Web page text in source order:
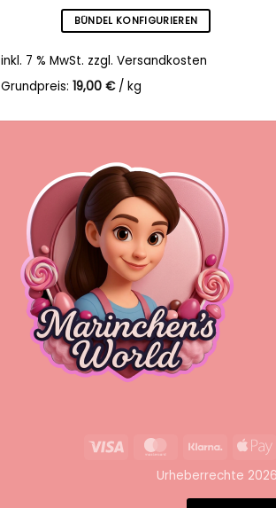
BÜNDEL KONFIGURIEREN
inkl. 7 % MwSt. zzgl. Versandkosten
Grundpreis: 19,00 €/ kg
Visa MasterCardKlarna
Urheberrechte